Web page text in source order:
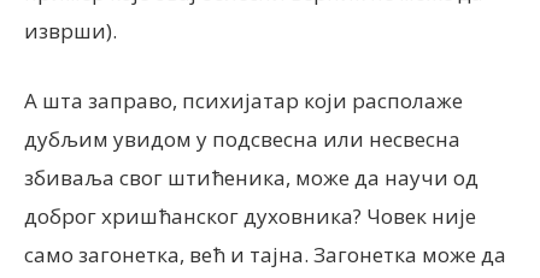
изврши).
А шта заправо, психијатар који располаже
дубљим увидом у подсвесна или несвесна
збиваља свог штићеника, може да научи од
доброг хришћанског духовника? Човек није
само загонетка, већ и тајна. Загонетка може да